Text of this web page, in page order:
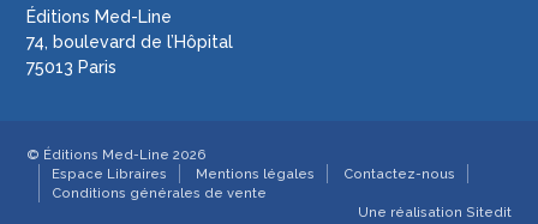
Éditions Med-Line
74, boulevard de l’Hôpital
75013 Paris
© Éditions Med-Line 2026
Espace Libraires
Mentions légales
Contactez-nous
Conditions générales de vente
Une réalisation Sitedit